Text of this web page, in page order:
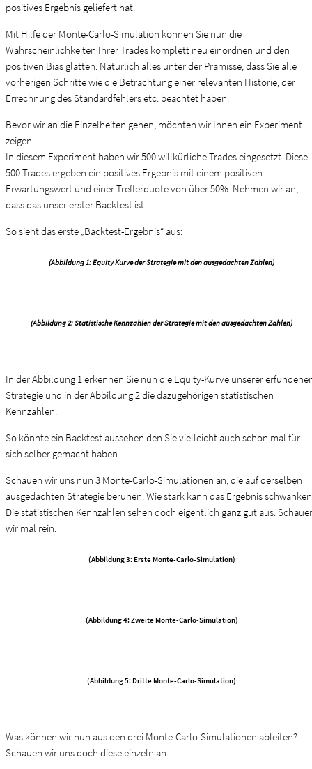
positives Ergebnis geliefert hat.
Mit Hilfe der Monte-Carlo-Simulation können Sie nun die
Wahrscheinlichkeiten Ihrer Trades komplett neu einordnen und den
positiven Bias glätten. Natürlich alles unter der Prämisse, dass Sie alle
vorherigen Schritte wie die Betrachtung einer relevanten Historie, der
Errechnung des Standardfehlers etc. beachtet haben.
Bevor wir an die Einzelheiten gehen, möchten wir Ihnen ein Experiment
zeigen.
In diesem Experiment haben wir 500 willkürliche Trades eingesetzt. Diese
500 Trades ergeben ein positives Ergebnis mit einem positiven
Erwartungswert und einer Trefferquote von über 50%. Nehmen wir an,
dass das unser erster Backtest ist.
So sieht das erste „Backtest-Ergebnis“ aus:
(Abbildung 1: Equity Kurve der Strategie mit den ausgedachten Zahlen)
(Abbildung 2: Statistische Kennzahlen der Strategie mit den ausgedachten Zahlen)
In der Abbildung 1 erkennen Sie nun die Equity-Kurve unserer
Strategie und in der Abbildung 2 die dazugehörigen statistischen
Kennzahlen.
So könnte ein Backtest aussehen den Sie vielleicht auch schon mal für
sich selber gemacht haben.
Schauen wir uns nun 3 Monte-Carlo-Simulationen an, die auf derselben
ausgedachten Strategie beruhen. Wie stark kann das Ergebnis
Die statistischen Kennzahlen sehen doch eigentlich ganz gut aus.
wir mal rein.
(Abbildung 3: Erste Monte-Carlo-Simulation)
(Abbildung 4: Zweite Monte-Carlo-Simulation)
(Abbildung 5: Dritte Monte-Carlo-Simulation)
Was können wir nun aus den drei Monte-Carlo-Simulationen ableiten?
Schauen wir uns doch diese einzeln an.